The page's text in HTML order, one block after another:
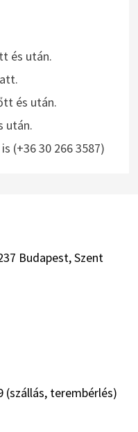
és után.
és után.
után.
(+36 30 266 3587)
Budapest, Szent
(szállás, terembérlés)